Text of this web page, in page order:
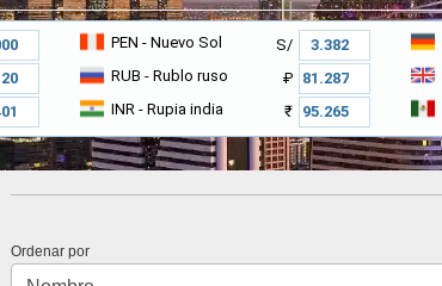
PEN - Nuevo Sol S/
RUB - Rublo ruso ₽
INR - Rupia india ₹
Ordenar por